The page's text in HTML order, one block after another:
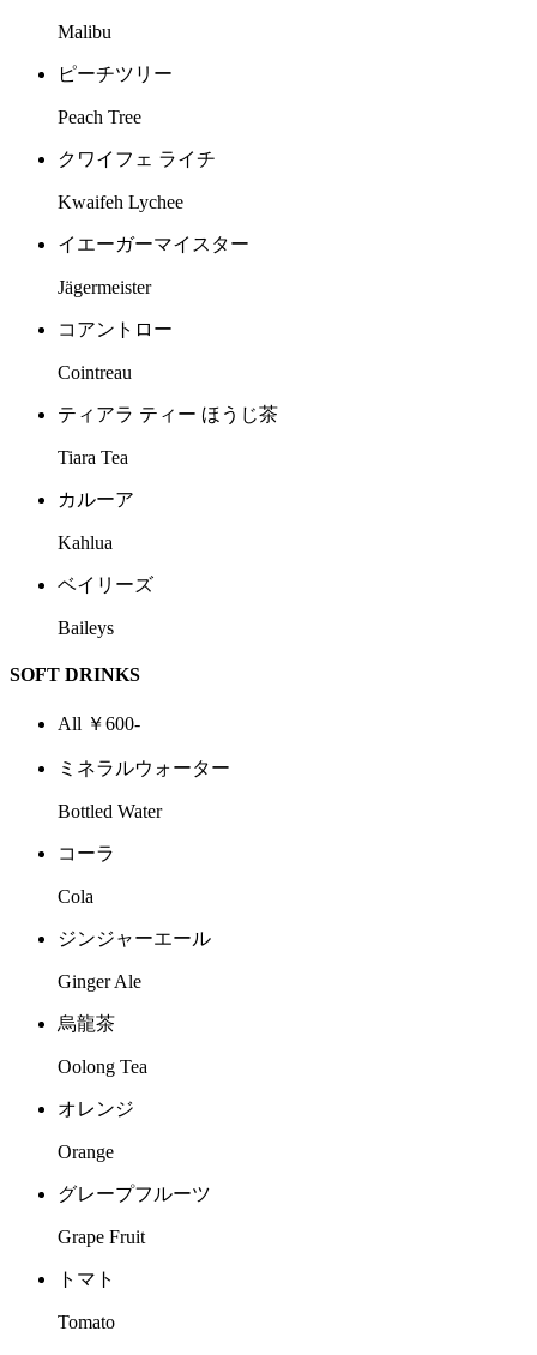
Malibu
ピーチツリー
Peach Tree
クワイフェ ライチ
Kwaifeh Lychee
イエーガーマイスター
Jägermeister
コアントロー
Cointreau
ティアラ ティー ほうじ茶
Tiara Tea
カルーア
Kahlua
ベイリーズ
Baileys
SOFT DRINKS
All ￥600-
ミネラルウォーター
Bottled Water
コーラ
Cola
ジンジャーエール
Ginger Ale
烏龍茶
Oolong Tea
オレンジ
Orange
グレープフルーツ
Grape Fruit
トマト
Tomato